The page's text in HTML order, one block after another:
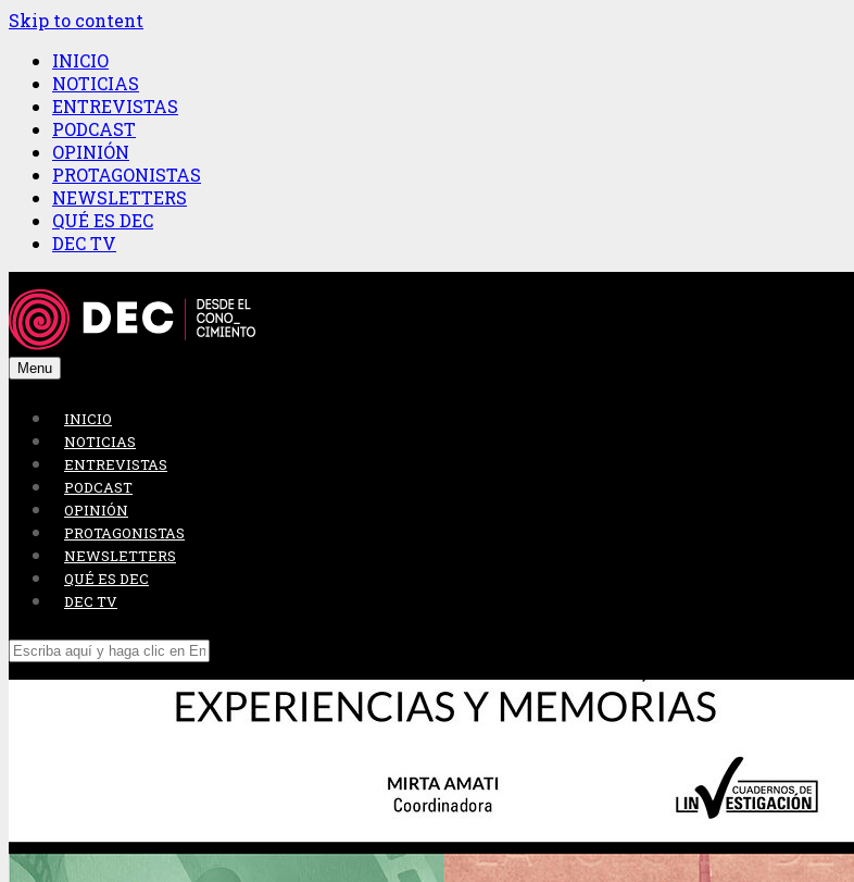
Skip to content
INICIO
NOTICIAS
ENTREVISTAS
PODCAST
OPINIÓN
PROTAGONISTAS
NEWSLETTERS
QUÉ ES DEC
DEC TV
Menu
INICIO
NOTICIAS
ENTREVISTAS
PODCAST
OPINIÓN
PROTAGONISTAS
NEWSLETTERS
QUÉ ES DEC
DEC TV